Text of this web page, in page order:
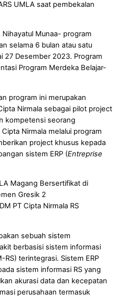
UMLA saat pembekalan
Munaa- program
selama 6 bulan atau satu
27 Desember 2023. Program
Program Merdeka Belajar-
program ini merupakan
Nirmala sebagai pilot project
kompetensi seorang
Nirmala melalui program
project khusus kepada
sistem ERP (Entreprise
PT Cipta Nirmala RS
sebuah sistem
berbasisi sistem informasi
RS) terintegrasi. Sistem ERP
sistem informasi RS yang
akurasi data dan kecepatan
perusahaan termasuk